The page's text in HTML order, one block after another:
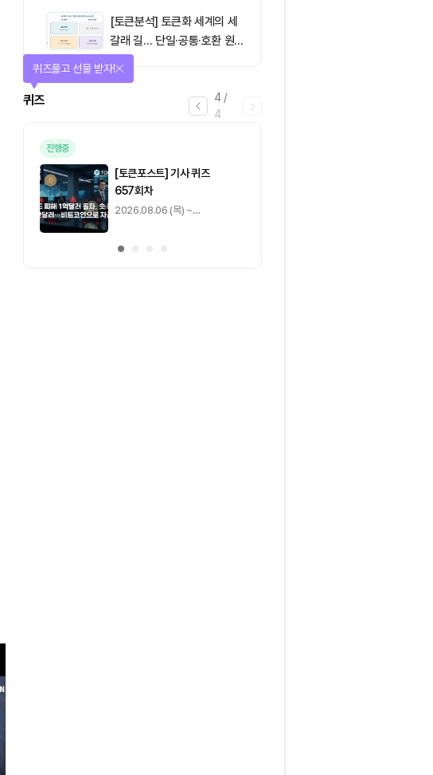
[토큰분석] 토큰화 세계의 세
갈래 길… 단일·공통·호환 원장
이 가르는 ‘원자적 결제’의 운
4 /
4
퀴즈
퀴즈풀고 선물 받자!
진행중
[토큰포스트] 기사 퀴즈
657회차
2026.08.06 (목) ~